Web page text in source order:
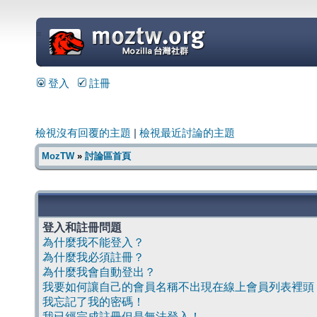
=
登入 註冊
檢視沒有回覆的主題 檢視最近討論的主題
MozTW» 討論區首頁
登入和註冊問題
為什麼我不能登入？
為什麼我必須註冊？
為什麼我會自動登出？
我要如何讓自己的會員名稱不出現在線上會員列表裡頭
我忘記了我的密碼！